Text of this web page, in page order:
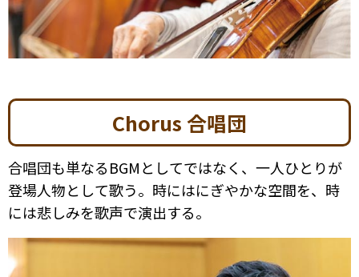
Chorus 合唱団
合唱団も単なるBGMとしてではなく、一人ひとりが
登場人物として歌う。時にはにぎやかな空間を、時
には悲しみを歌声で演出する。